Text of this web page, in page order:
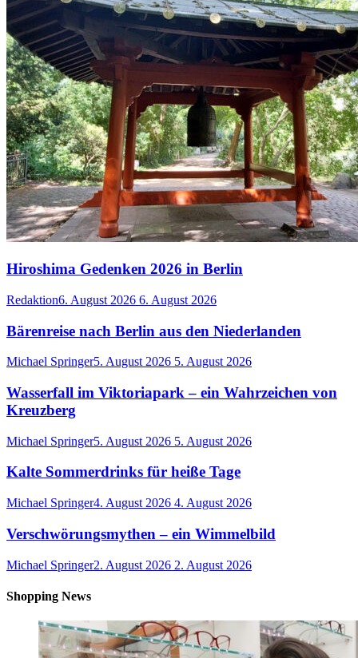
Hiroshima Gedenken 2026 in Berlin
Redaktion6. August 2026 6. August 2026
Bärenreise nach Berlin aus den Niederlanden
Michael Springer5. August 2026 5. August 2026
Wasserfall im Viktoriapark – ein Wahrzeichen von
Kreuzberg
Michael Springer5. August 2026 5. August 2026
Kalte Sommerdrinks für heiße Tage
Michael Springer4. August 2026 4. August 2026
Verschwörungsmythen – ein Wimmelbild
Michael Springer2. August 2026 2. August 2026
Shopping News